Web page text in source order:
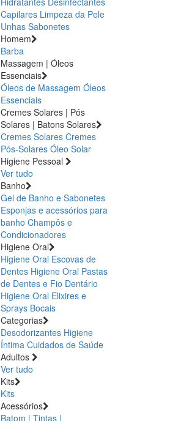
Capilares Limpeza da Pele
Unhas Sabonetes
Homem
Barba
Massagem | Óleos
Essenciais
Óleos de Massagem Óleos
Essenciais
Cremes Solares | Pós
Solares | Batons Solares
Cremes Solares Cremes
Pós-Solares Óleo Solar
Higiene Pessoal
Ver tudo
Banho
Gel de Banho e Sabonetes
Esponjas e acessórios para
banho Champôs e
Condicionadores
Higiene Oral
Higiene Oral Escovas de
Dentes Higiene Oral Pastas
de Dentes e Fio Dentário
Higiene Oral Elixires e
Sprays Bocais
Categorias
Desodorizantes Higiene
Íntima Cuidados de Saúde
Adultos
Ver tudo
Kits
Kits
Acessórios
Batom | Tintas |